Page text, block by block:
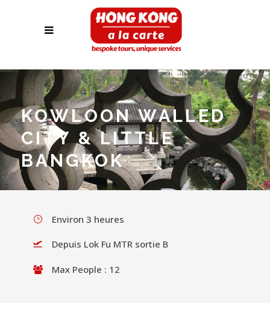
KOWLOON WALLED
CITY & LITTLE
BANGKOK
Environ 3 heures
Depuis Lok Fu MTR sortie B
Max People : 12